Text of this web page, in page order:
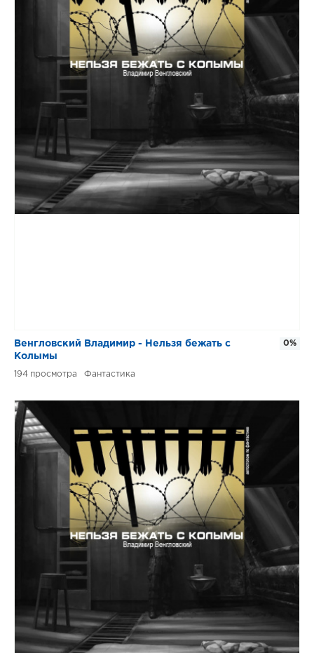
Венгловский Владимир - Нельзя бежать с
Колымы
194 Фантастика
0%